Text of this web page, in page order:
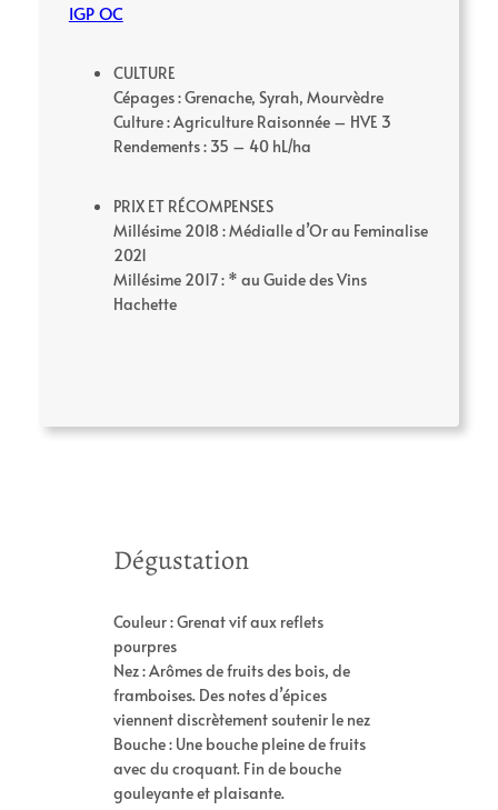
IGP OC
CULTURE
Cépages : Grenache, Syrah, Mourvèdre
Culture : Agriculture Raisonnée – HVE 3
Rendements : 35 – 40 hL/ha
PRIX ET RÉCOMPENSES
Millésime 2018 : Médialle d’Or au Feminalise
2021
Millésime 2017 : * au Guide des Vins
Hachette
tt
b
u
t
s
a
e
u
r
Dégustation
Couleur : Grenat vif aux reflets
pourpres
Nez : Arômes de fruits des bois, de
framboises. Des notes d’épices
viennent discrètement soutenir le nez
Bouche : Une bouche pleine de fruits
avec du croquant. Fin de bouche
gouleyante et plaisante.